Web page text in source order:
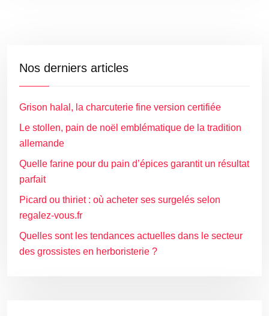
Nos derniers articles
Grison halal, la charcuterie fine version certifiée
Le stollen, pain de noël emblématique de la tradition
allemande
Quelle farine pour du pain d’épices garantit un résultat
parfait
Picard ou thiriet : où acheter ses surgelés selon
regalez-vous.fr
Quelles sont les tendances actuelles dans le secteur
des grossistes en herboristerie ?